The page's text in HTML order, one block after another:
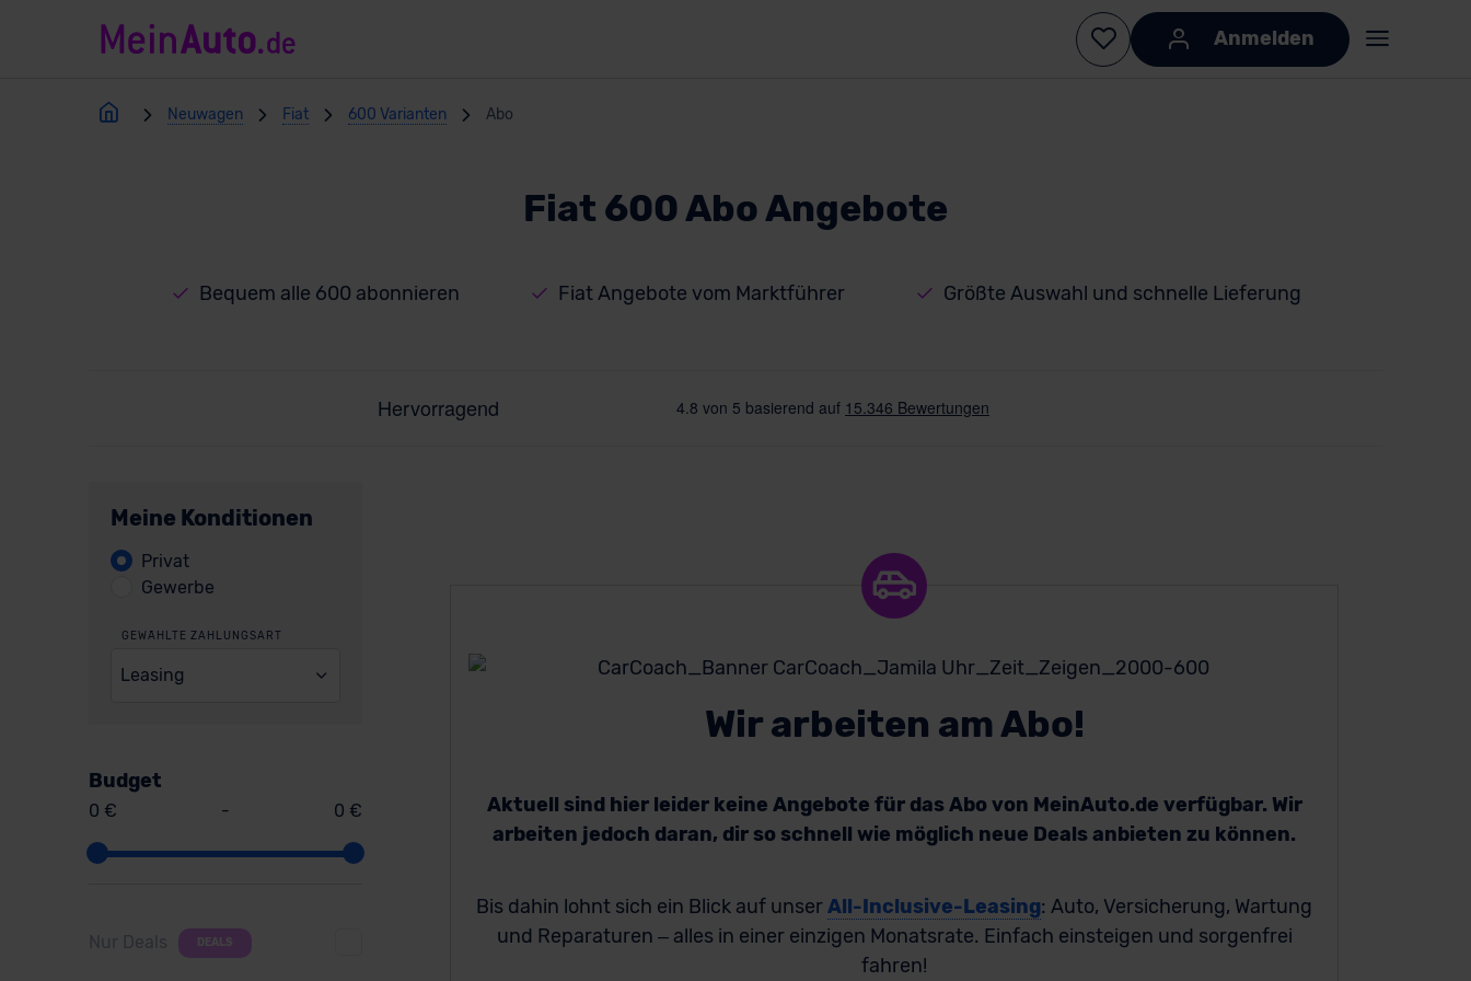
Anmelden
Neuwagen Fiat 600 Varianten Abo
Fiat 600 Abo Angebote
Bequem alle 600 abonnieren Fiat Angebote vom Marktführer Größte Auswahl und schnelle Lieferung
Meine Konditionen
Privat
Gewerbe
GEWÄHLTE ZAHLUNGSART
Leasing
Budget
0 € - 0 €
Nur Deals DEALS
Wir arbeiten am Abo!
Aktuell sind hier leider keine Angebote für das Abo von MeinAuto.de verfügbar. Wir
arbeiten jedoch daran, dir so schnell wie möglich neue Deals anbieten zu können.
Bis dahin lohnt sich ein Blick auf unserAll-Inclusive-Leasing: Auto, Versicherung, Wartung
und Reparaturen – alles in einer einzigen Monatsrate. Einfach einsteigen und sorgenfrei
fahren!